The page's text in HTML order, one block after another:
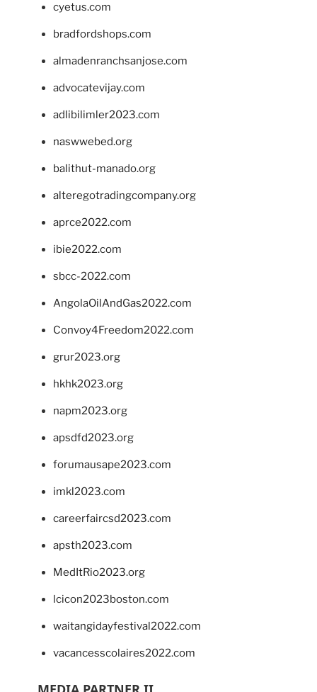
cyetus.com
bradfordshops.com
almadenranchsanjose.com
advocatevijay.com
adlibilimler2023.com
naswwebed.org
balithut-manado.org
alteregotradingcompany.org
aprce2022.com
ibie2022.com
sbcc-2022.com
AngolaOilAndGas2022.com
Convoy4Freedom2022.com
grur2023.org
hkhk2023.org
napm2023.org
apsdfd2023.org
forumausape2023.com
imkl2023.com
careerfaircsd2023.com
apsth2023.com
MedItRio2023.org
lcicon2023boston.com
waitangidayfestival2022.com
vacancesscolaires2022.com